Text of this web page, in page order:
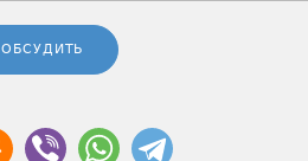
ОБСУДИТЬ